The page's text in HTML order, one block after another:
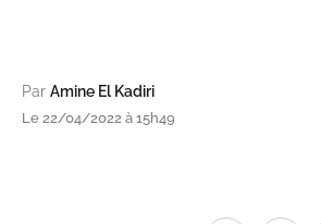
Par Amine El Kadiri
Le 22/04/2022 à 15h49